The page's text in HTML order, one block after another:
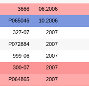
3666 06.2006
P065046 10.2006
327-07 2007
P072884 2007
999-06 2007
300-07 2007
P064865 2007